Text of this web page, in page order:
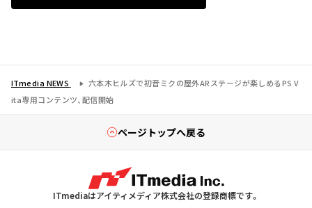
ITmedia NEWS
六本木ヒルズで初音ミクの屋外ARステージが楽しめるPS V
ita専用コンテンツ、配信開始
ページトップへ戻る
ITmediaはアイティメディア株式会社の登録商標です。